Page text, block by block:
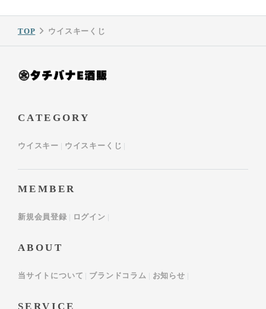
TOP ウイスキーくじ
CATEGORY
ウイスキー ウイスキーくじ
MEMBER
新規会員登録 ログイン
ABOUT
当サイトについて ブランドコラム お知らせ
SERVICE